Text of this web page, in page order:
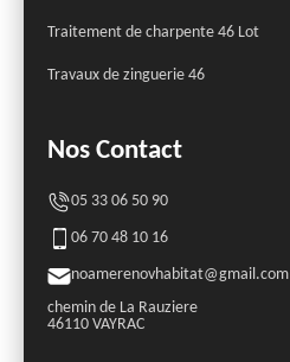
Traitement de charpente 46 Lot
Travaux de zinguerie 46
Nos Contact
05 33 06 50 90
06 70 48 10 16
noamerenovhabitat@gmail.com
chemin de La Rauziere
46110 VAYRAC